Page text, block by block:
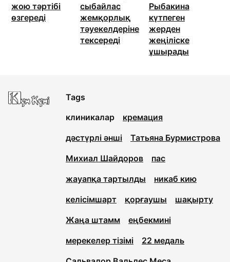
жою тәртібі
өзгереді
сыбайлас
жемқорлық
тәуекелдеріне
тексереді
Рыбакина
күтпеген
жерден
жеңіліске
ұшырады
Tags
клиникалар
кремация
дәстүрлі әнші
Татьяна Бурмистрова
Михиал Шайдоров
пас
жауапқа тартылды
никаб кию
келісімшарт
қорғаушы
шақырту
Жаңа штамм
еңбекмині
мерекелер тізімі
22 медаль